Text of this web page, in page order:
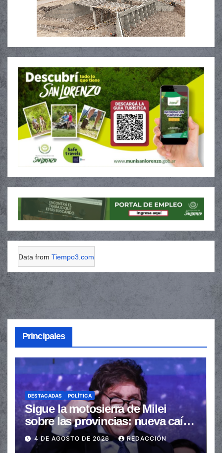
Data from Tiempo3.com
Principales
DESTACADAS POLÍTICA
Sigue la motosierra de Milei
sobre las provincias: nueva caída
de las transferencias no
automáticas
4 DE AGOSTO DE 2026 REDACCIÓN